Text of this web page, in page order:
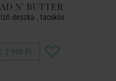
N' BUTTER
deszka , tacskós
2 990 Ft